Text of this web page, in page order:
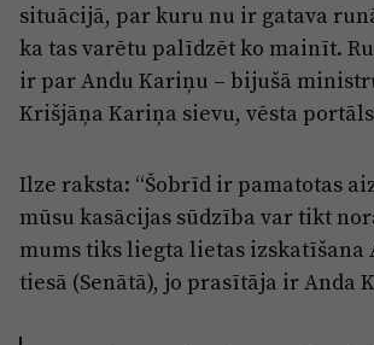
Sigulda
Jūrmala
Reklāma
Par
situācijā, par kuru nu ir gatava
ka tas varētu palīdzēt ko mainīt.
ir par Andu Kariņu – bijušā
Krišjāņa Kariņa sievu, vēsta portāls
Ilze raksta: “Šobrīd ir pamatotas
mūsu kasācijas sūdzība var tikt
mums tiks liegta lietas izskatīšana
tiesā (Senātā), jo prasītāja ir Anda